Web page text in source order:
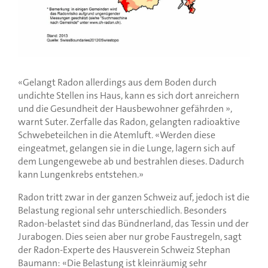
«Gelangt Radon allerdings aus dem Boden durch
undichte Stellen ins Haus, kann es sich dort anreichern
und die Gesundheit der Hausbewohner gefährden »,
warnt Suter. Zerfalle das Radon, gelangten radioaktive
Schwebeteilchen in die Atemluft. «Werden diese
eingeatmet, gelangen sie in die Lunge, lagern sich auf
dem Lungengewebe ab und bestrahlen dieses. Dadurch
kann Lungenkrebs entstehen.»
Radon tritt zwar in der ganzen Schweiz auf, jedoch ist die
Belastung regional sehr unterschiedlich. Besonders
Radon-belastet sind das Bündnerland, das Tessin und der
Jurabogen. Dies seien aber nur grobe Faustregeln, sagt
der Radon-Experte des Hausverein Schweiz Stephan
Baumann: «Die Belastung ist kleinräumig sehr